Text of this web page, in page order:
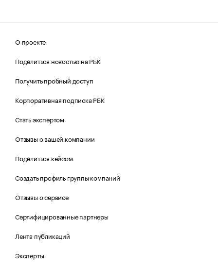
О проекте
Поделиться новостью на РБК
Получить пробный доступ
Корпоративная подписка РБК
Стать экспертом
Отзывы о вашей компании
Поделиться кейсом
Создать профиль группы компаний
Отзывы о сервисе
Сертифицированные партнеры
Лента публикаций
Эксперты